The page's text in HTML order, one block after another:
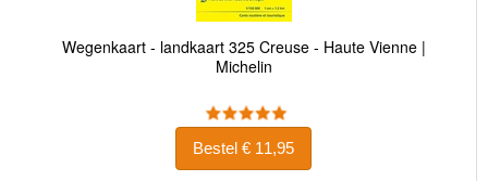
Wegenkaart - landkaart 325 Creuse - Haute Vienne |
Michelin
Bestel € 11,95